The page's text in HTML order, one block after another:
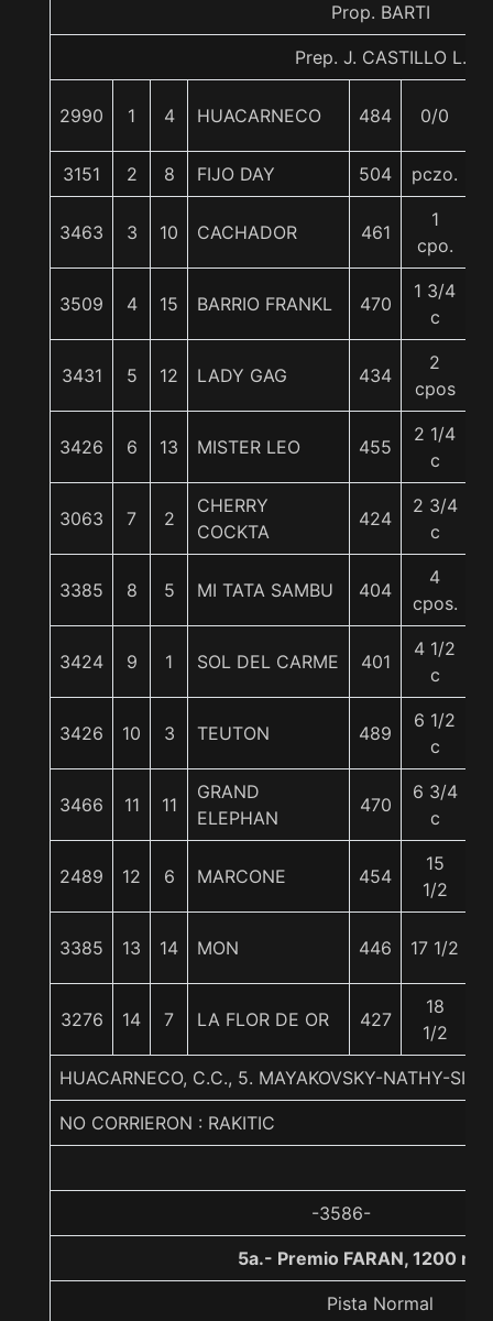
Prop. BARTI
Prep. J. CASTILLO L.
2990 1 4 HUACARNECO 484 0/0
3151 2 8 FIJO DAY 504 pczo.
3463 3 10 CACHADOR 461
1
cpo.
3509 4 15 BARRIO FRANKL 470
1 3/4
c
3431 5 12 LADY GAG 434
2
cpos
3426 6 13 MISTER LEO 455
2 1/4
c
3063 7 2
CHERRY
COCKTA
424
2 3/4
c
3385 8 5 MI TATA SAMBU 404
4
cpos.
3424 9 1 SOL DEL CARME 401
4 1/2
c
3426 10 3 TEUTON 489
6 1/2
c
3466 11 11
GRAND
ELEPHAN
470
6 3/4
c
2489 12 6 MARCONE 454
15
1/2
3385 13 14 MON 446 17 1/2
3276 14 7 LA FLOR DE OR 427
18
1/2
HUACARNECO, C.C., 5. MAYAKOVSKY-NATHY-SIR
NO CORRIERON : RAKITIC
-3586-
5a.- Premio FARAN, 1200
Pista Normal